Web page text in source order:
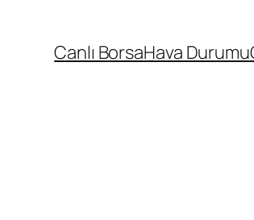
Canlı BorsaHava Durumu